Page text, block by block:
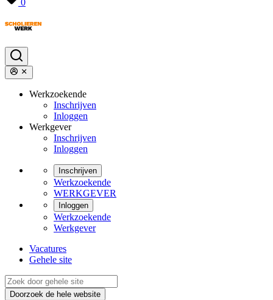
0
Werkzoekende
Inschrijven
Inloggen
Werkgever
Inschrijven
Inloggen
Inschrijven
Werkzoekende
WERKGEVER
Inloggen
Werkzoekende
Werkgever
Vacatures
Gehele site